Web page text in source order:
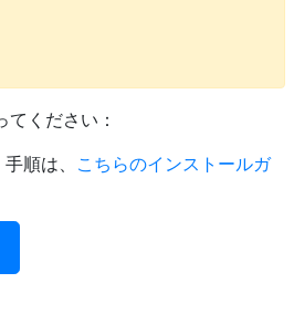
ください：
順は、 こちらのインストールガ